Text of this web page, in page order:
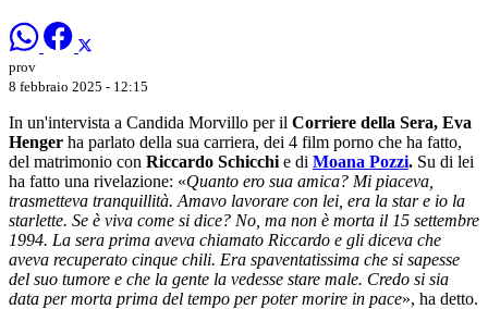
prov
8 febbraio 2025 - 12:15
In un'intervista a Candida Morvillo per il Corriere della Sera, Eva
Henger ha parlato della sua carriera, dei 4 film porno che ha fatto,
del matrimonio con Riccardo Schicchi e di Moana Pozzi. Su di lei
ha fatto una rivelazione: «Quanto ero sua amica? Mi piaceva,
trasmetteva tranquillità. Amavo lavorare con lei, era la star e io la
starlette. Se è viva come si dice? No, ma non è morta il 15 settembre
1994. La sera prima aveva chiamato Riccardo e gli diceva che
aveva recuperato cinque chili. Era spaventatissima che si sapesse
del suo tumore e che la gente la vedesse stare male. Credo si sia
data per morta prima del tempo per poter morire in pace», ha detto.